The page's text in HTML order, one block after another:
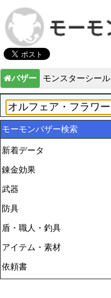
バザー モンスターシール
モーモンバザー検索
新着データ
錬金効果
武器
防具
盾・職人・釣具
アイテム・素材
依頼書